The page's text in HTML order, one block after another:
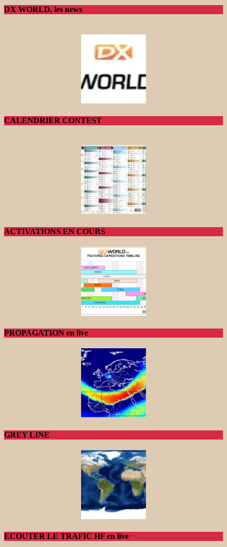
DX WORLD, les news
CALENDRIER CONTEST
ACTIVATIONS EN COURS
PROPAGATION en live
GREY LINE
ECOUTER LE TRAFIC HF en live